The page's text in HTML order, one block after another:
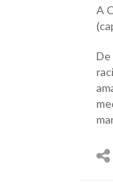
A
De